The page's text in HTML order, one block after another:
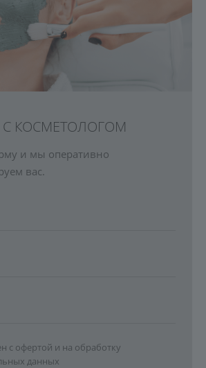
С КОСМЕТОЛОГОМ
и мы оперативно
вас.
с офертой и на обработку
данных